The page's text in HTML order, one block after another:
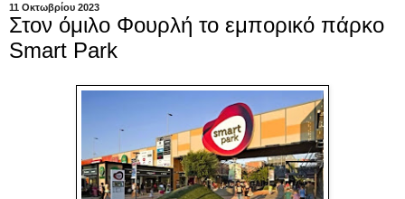
11 Οκτωβρίου 2023
Στον όμιλο Φουρλή το εμπορικό πάρκο
Smart Park